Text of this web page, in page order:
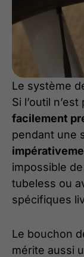
Le système
Si l’outil
facilement
pendant une
impossible
tubeless ou
spécifiques
Le bouchon
mérite aussi